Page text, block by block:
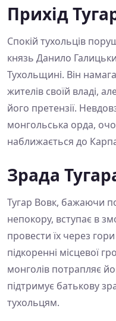
Прихід
Спокій тухольців
князь Данило
Тухольщині. Він
жителів своїй владі,
його претензії.
монгольська орда,
наближається до
Зрада
Тугар Вовк, бажаючи
непокору, вступає в
провести їх через
підкоренні місцевої
монголів потрапляє
підтримує батькову
тухольцям.